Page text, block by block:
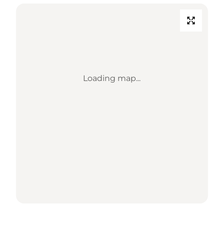
Loading map...